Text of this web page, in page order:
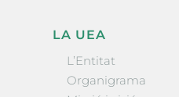
LA UEA
L’Entitat
Organigrama